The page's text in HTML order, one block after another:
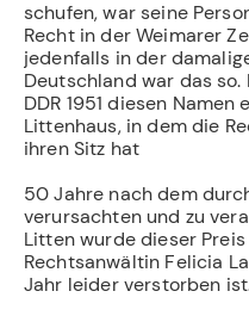
schufen, war seine
Recht in der Weimarer
jedenfalls in der
Deutschland war das
DDR 1951 diesen
Littenhaus, in dem die
ihren Sitz hat
50 Jahre nach dem
verursachten und zu
Litten wurde dieser
Rechtsanwältin Felicia
Jahr leider verstorben